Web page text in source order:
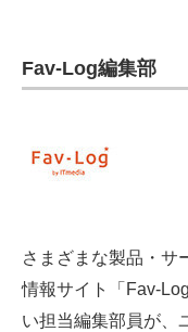
Fav-Log編集部
さまざまな製品・サ
情報サイト「Fav-
い担当編集部員が、